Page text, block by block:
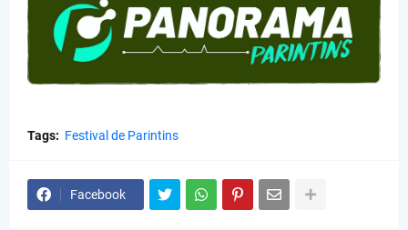
Tags: Festival de Parintins
Facebook